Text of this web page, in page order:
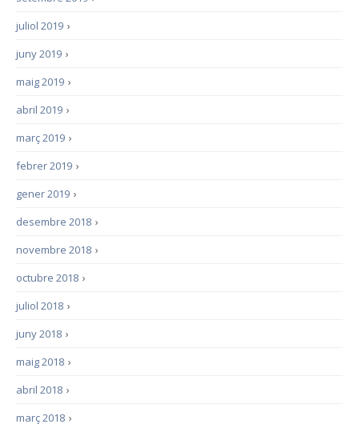
›
juliol 2019
›
juny 2019
›
maig 2019
›
abril 2019
›
març 2019
›
febrer 2019
›
gener 2019
›
desembre 2018
›
novembre 2018
›
octubre 2018
›
juliol 2018
›
juny 2018
›
maig 2018
›
abril 2018
›
març 2018